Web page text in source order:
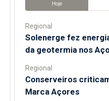
Hoje
Regional
Solenerge fez
da geotermia nos
Regional
Conserveiros
Marca Açores